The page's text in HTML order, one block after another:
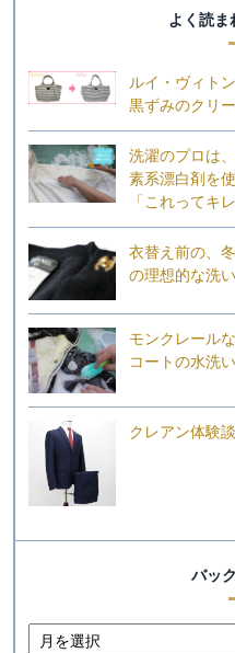
よく読ま
ルイ・ヴィト
黒ずみのクリ
洗濯のプロは
素系漂白剤を使
「これってキ
衣替え前の、
の理想的な洗
モンクレール
コートの水洗
クレアン体験
バッ